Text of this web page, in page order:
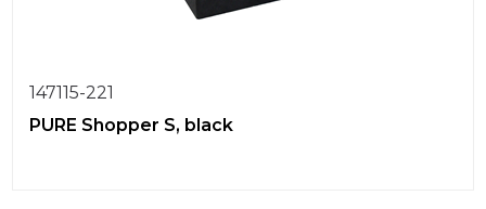
147115-221
PURE Shopper S, black